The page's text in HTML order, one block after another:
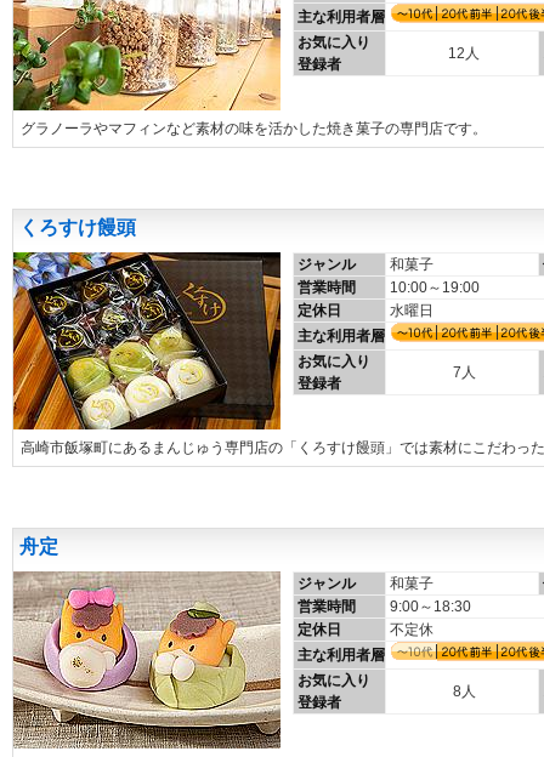
主な利用者層
お気に入り
登録者
12人
グラノーラやマフィンなど素材の味を活かした焼き菓子の専門店です。
くろすけ饅頭
ジャンル 和菓子
営業時間
10:00～19:00
定休日
水曜日
主な利用者層
お気に入り
登録者
7人
高崎市飯塚町にあるまんじゅう専門店の「くろすけ饅頭」では素材にこだわっ
舟定
ジャンル 和菓子
営業時間
9:00～18:30
定休日
不定休
主な利用者層
お気に入り
登録者
8人